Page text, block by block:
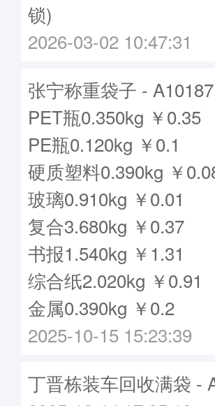
锁)
2026-03-02 10:47:31
张宁称重袋子 -
PET瓶0.350kg ￥0.35
PE瓶0.120kg ￥0.1
硬质塑料0.390kg ￥
玻璃0.910kg ￥0.01
复合3.680kg ￥0.37
书报1.540kg ￥1.31
综合纸2.020kg ￥0.91
金属0.390kg ￥0.2
2025-10-15 15:23:39
丁晋栋装车回收满袋 -